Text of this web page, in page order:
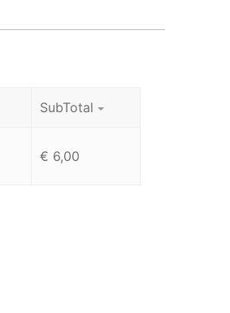
SubTotal
€ 6,00